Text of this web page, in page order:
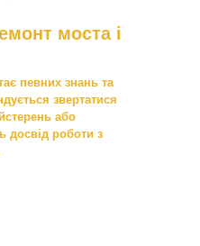
моста і
певних знань та
звертатися
або
досвід роботи з